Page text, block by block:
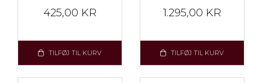
425,00 KR
TILFØJ TIL KURV
1.295,00 KR
TILFØJ TIL KURV